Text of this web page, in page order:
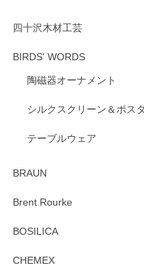
四十沢木材工芸
BIRDS' WORDS
陶磁器オーナメント
シルクスクリーン＆ポス
テーブルウェア
BRAUN
Brent Rourke
BOSILICA
CHEMEX